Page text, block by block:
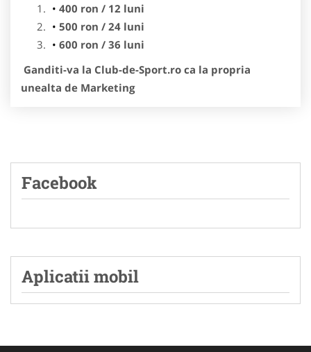
400 ron / 12 luni
500 ron / 24 luni
600 ron / 36 luni
Ganditi-va la Club-de-Sport.ro ca la propria
unealta de Marketing
Facebook
Aplicatii mobil